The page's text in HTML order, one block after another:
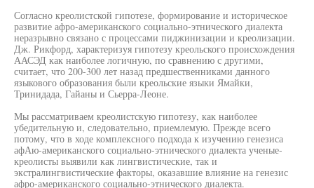
Согласно креолистской гипотезе, формирование и историческое
развитие афро-американского социально-этнического диалекта
неразрывно связано с процессами пиджинизации и креолизации.
Дж. Рикфорд, характеризуя гипотезу креольского происхождения
ААСЭД как наиболее логичную, по сравнению с другими,
считает, что 200-300 лет назад предшественниками данного
языкового образования были креольские языки Ямайки,
Тринидада, Гайаны и Сьерра-Леоне.
Мы рассматриваем креолистскую гипотезу, как наиболее
убедительную и, следовательно, приемлемую. Прежде всего
потому, что в ходе комплексного подхода к изучению генезиса
афАю-американского социально-этнического диалекта ученые-
креолисты выявили как лингвистические, так и
экстралингвистические факторы, оказавшие влияние на генезис
афро-американского социально-этнического диалекта.